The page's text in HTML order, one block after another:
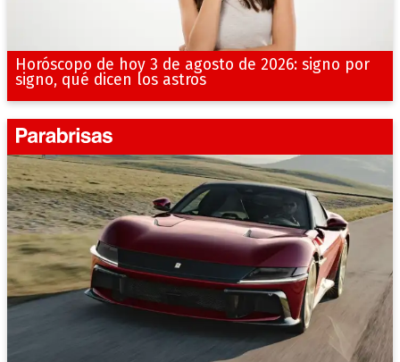
Horóscopo de hoy 3 de agosto de 2026: signo por
signo, qué dicen los astros